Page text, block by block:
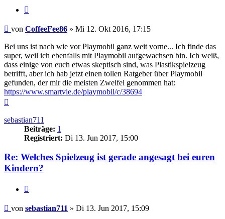
Beitrag
von CoffeeFee86 » Mi 12. Okt 2016, 17:15
Bei uns ist nach wie vor Playmobil ganz weit vorne... Ich finde das
super, weil ich ebenfalls mit Playmobil aufgewachsen bin. Ich weiß,
dass einige von euch etwas skeptisch sind, was Plastikspielzeug
betrifft, aber ich hab jetzt einen tollen Ratgeber über Playmobil
gefunden, der mir die meisten Zweifel genommen hat:
https://www.smartvie.de/playmobil/c/38694
sebastian711
Beiträge: 1
Registriert: Di 13. Jun 2017, 15:00
Re: Welches Spielzeug ist gerade angesagt bei euren
Kindern?
Beitrag
von sebastian711 » Di 13. Jun 2017, 15:09